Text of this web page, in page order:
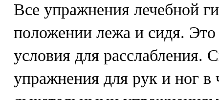
Все упражнения лечебной
положении лежа и сидя. Это
условия для расслабления.
упражнения для рук и ног в